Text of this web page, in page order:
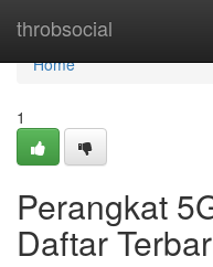
throbsocial
Home
Home
1
Perangkat
Daftar